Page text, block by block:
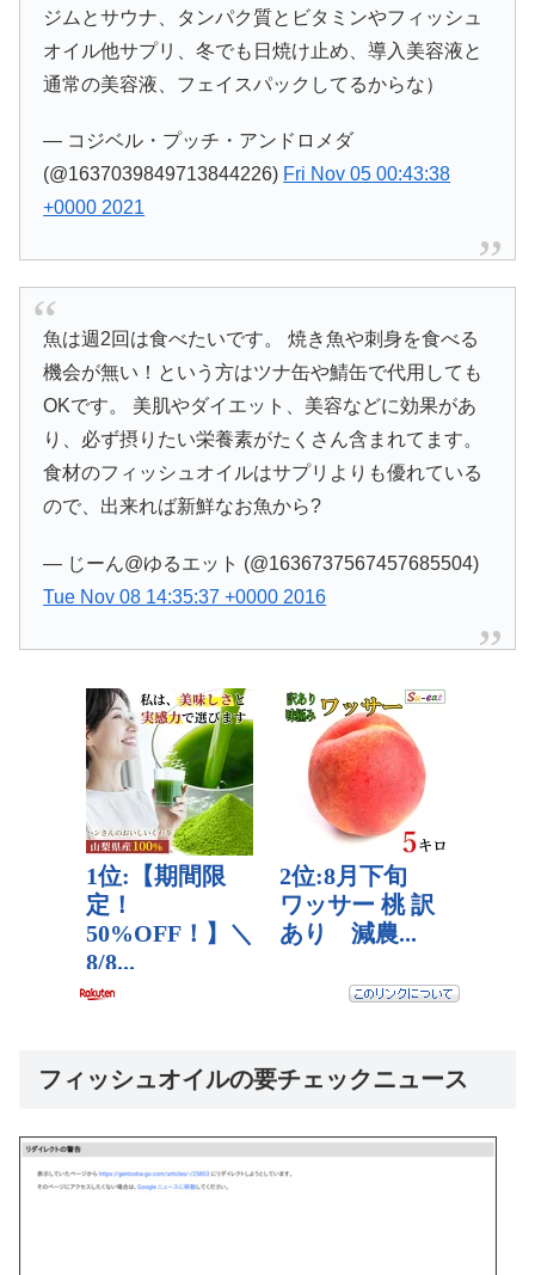
ジムとサウナ、タンパク質とビタミンやフィッシュ
オイル他サプリ、冬でも日焼け止め、導入美容液と
通常の美容液、フェイスパックしてるからな）
— コジベル・プッチ・アンドロメダ
(@1637039849713844226) Fri Nov 05 00:43:38
+0000 2021
魚は週2回は食べたいです。 焼き魚や刺身を食べる
機会が無い！という方はツナ缶や鯖缶で代用しても
OKです。 美肌やダイエット、美容などに効果があ
り、必ず摂りたい栄養素がたくさん含まれてます。
食材のフィッシュオイルはサプリよりも優れている
ので、出来れば新鮮なお魚から?
— じーん@ゆるエット (@1636737567457685504)
Tue Nov 08 14:35:37 +0000 2016
フィッシュオイルの要チェックニュース